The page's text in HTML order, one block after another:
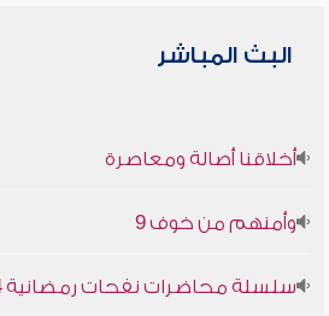
البث المباشر
أخلاقنا أصالة ومعاصرة
وأمنهم من خوف 9
سلسلة محاضرات نفحات رمضانية 1444هـ